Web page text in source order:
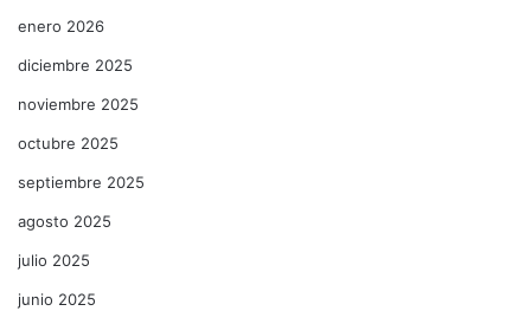
enero 2026
diciembre 2025
noviembre 2025
octubre 2025
septiembre 2025
agosto 2025
julio 2025
junio 2025